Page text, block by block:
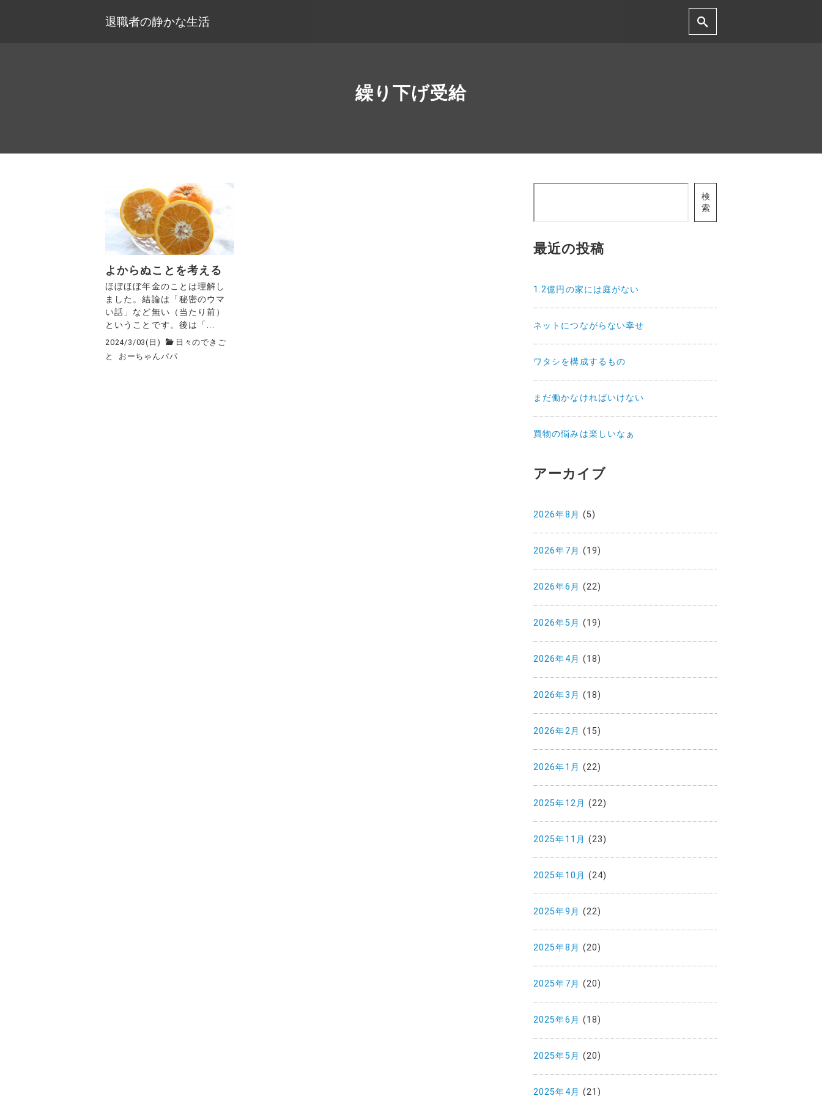
退職者の静かな生活
繰り下げ受給
よからぬことを考える
ほぼほぼ年金のことは理解し
ました。結論は「秘密のウマ
い話」など無い（当たり前）
ということです。後は「...
2024/3/03(日)
日々のできご
と
おーちゃんパパ
検
索
最近の投稿
1.2億円の家には庭がない
ネットにつながらない幸せ
ワタシを構成するもの
まだ働かなければいけない
買物の悩みは楽しいなぁ
アーカイブ
2026年8月 (5)
2026年7月 (19)
2026年6月 (22)
2026年5月 (19)
2026年4月 (18)
2026年3月 (18)
2026年2月 (15)
2026年1月 (22)
2025年12月 (22)
2025年11月 (23)
2025年10月 (24)
2025年9月 (22)
2025年8月 (20)
2025年7月 (20)
2025年6月 (18)
2025年5月 (20)
2025年4月 (21)